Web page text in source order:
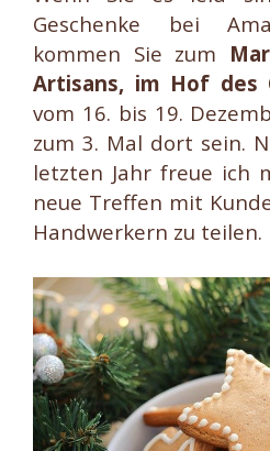
Geschenke bei
kommen Sie zum
Artisans, im Hof des
vom 16. bis 19.
zum 3. Mal dort sein.
letzten Jahr freue ich
neue Treffen mit
Handwerkern zu teilen.